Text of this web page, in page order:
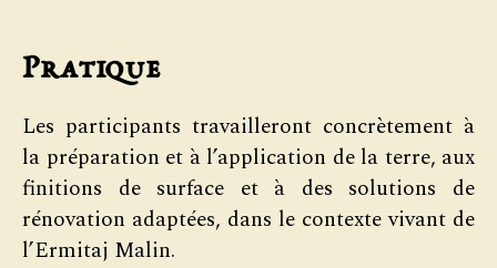
Pratique
Les participants travailleront concrètement à
la préparation et à l’application de la terre, aux
finitions de surface et à des solutions de
rénovation adaptées, dans le contexte vivant de
l’Ermitaj Malin.